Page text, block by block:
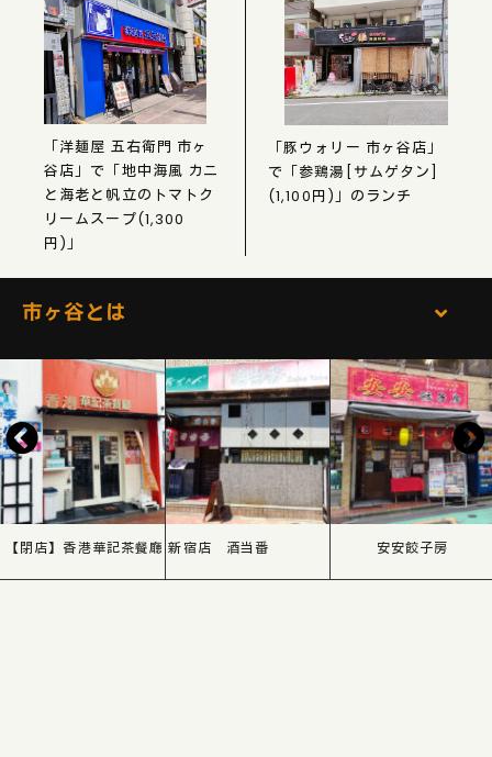
「洋麺屋 五右衛門 市ヶ
谷店」で「地中海風 カニ
と海老と帆立のトマトク
リームスープ(1,300
円)」
「豚ウォリー 市ヶ谷店」
で「参鶏湯[サムゲタン]
(1,100円)」のランチ
市ヶ谷とは
【閉店】香港華記茶餐廰 新宿店 酒当番 安安餃子房